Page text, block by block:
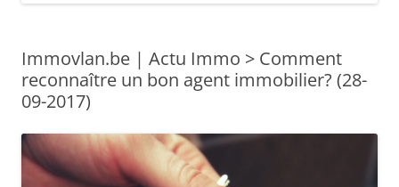
Immovlan.be | Actu Immo > Comment
reconnaître un bon agent immobilier? (28-
09-2017)